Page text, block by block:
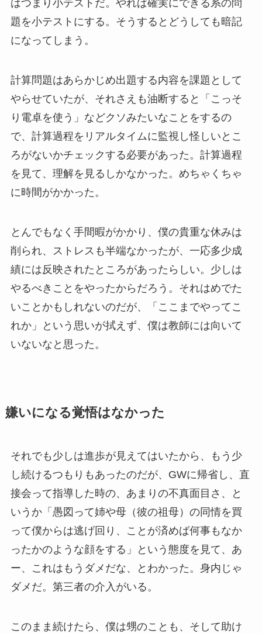
はつまり小テストだ。やれば確実にできる系の問
題を小テストにする。そうするとどうしても暗記
になってしまう。
計算問題はあらかじめ出題する内容を課題として
やらせていたが、それさえも油断すると「こっそ
り電卓を使う」などクソみたいなことをするの
で、計算過程をリアルタイムに監視し怪しいとこ
ろがないかチェックする必要があった。計算過程
を見て、理解を見るしかなかった。めちゃくちゃ
に時間がかかった。
とんでもなく手間暇がかかり、僕の貴重な休みは
削られ、ストレスも半端なかったが、一応多少成
績には反映されたところがあったらしい。少しは
やるべきことをやったからだろう。それはめでた
いことかもしれないのだが、「ここまでやってこ
れか」という思いが拭えず、僕は教師には向いて
いないなと思った。
嫌いになる覚悟はなかった
それでも少しは進歩が見えてはいたから、もう少
し続けるつもりもあったのだが、GWに帰省し、直
接会って指導した時の、あまりの不真面目さ、と
いうか「愚図って姉や母（彼の祖母）の同情を買
って僕からは逃げ回り、ことが済めば何事もなか
ったかのような顔をする」という態度を見て、あ
ー、これはもうダメだな、とわかった。身内じゃ
ダメだ。第三者の介入がいる。
このまま続けたら、僕は甥のことも、そして助け